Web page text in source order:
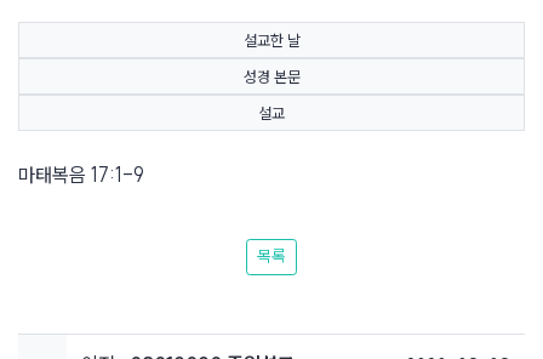
설교한 날
성경 본문
설교
마태복음 17:1-9
목록